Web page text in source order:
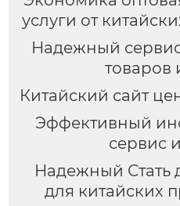
услуги от
Надежный
товаров
Китайский сайт
Эффективный
сервис
Надежный Стать
для китайских